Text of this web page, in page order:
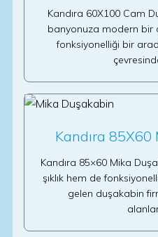
Kandıra 60X100 Cam
banyonuza modern bir
fonksiyonelliği bir
Kandıra
Kandıra 85×60 Mika
şıklık hem de
gelen duşakabin